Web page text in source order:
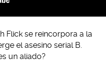
Flick se reincorpora a la
el asesino serial B.
un aliado?